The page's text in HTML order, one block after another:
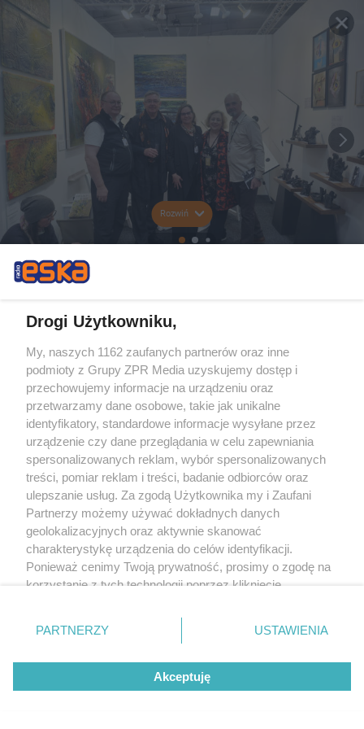
Rozwiń
Drogi Użytkowniku,
My, naszych 1162 zaufanych partnerów oraz inne
podmioty z Grupy ZPR Media uzyskujemy dostęp i
przechowujemy informacje na urządzeniu oraz
przetwarzamy dane osobowe, takie jak unikalne
identyfikatory, standardowe informacje wysyłane przez
urządzenie czy dane przeglądania w celu zapewniania
spersonalizowanych reklam, wybór spersonalizowanych
treści, pomiar reklam i treści, badanie odbiorców oraz
ulepszanie usług. Za zgodą Użytkownika my i Zaufani
Partnerzy możemy używać dokładnych danych
geolokalizacyjnych oraz aktywnie skanować
charakterystykę urządzenia do celów identyfikacji.
Ponieważ cenimy Twoją prywatność, prosimy o zgodę na
korzystanie z tych technologii poprzez kliknięcie
zmienić/wycofać klikając przycisk ustawień prywatności
znajdujący się w lewym dolnym rogu strony
rodzaje przetwarzania danych nie wymagają zgody
użytkownika, ale masz prawo sprzeciwić się takiemu
przetwarzaniu. Preferencje będą miały zastosowanie tylko
PARTNERZY USTAWIENIA
Akceptuję